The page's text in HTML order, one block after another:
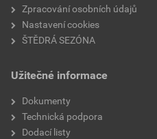
Zpracování osobních údajů
Nastavení cookies
ŠTĚDRÁ SEZÓNA
Užitečné informace
Dokumenty
Technická podpora
Dodací listy